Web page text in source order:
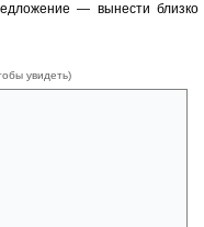
— вынести близко
увидеть)